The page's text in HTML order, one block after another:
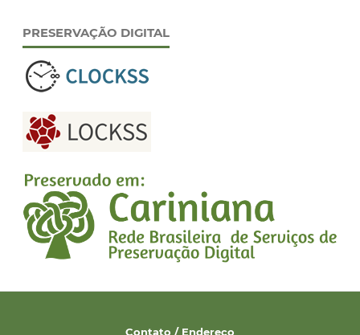
PRESERVAÇÃO DIGITAL
Contato / Endereço